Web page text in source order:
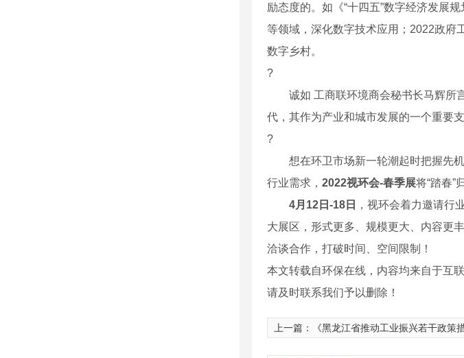
励态度的。如《“十四五”数字经济发展
等领域，深化数字技术应用；2022政府
数字乡村。
?
诚如 工商联环境商会秘书长马辉所言
代，其作为产业和城市发展的一个重要
?
想在环卫市场新一轮潮起时把握先机
行业需求， 2022视环会-春季展将“踏春”
4月12日-18日
，视环会着力邀请行
大展区，形式更多、规模更大、内容更
洽谈合作，打破时间、空间限制！
本文转载自环保在线，内容均来自于互
请及时联系我们予以删除！
上一篇： 《黑龙江省推动工业振兴若干政策措施的通知》下发，支持绿色化改造，还